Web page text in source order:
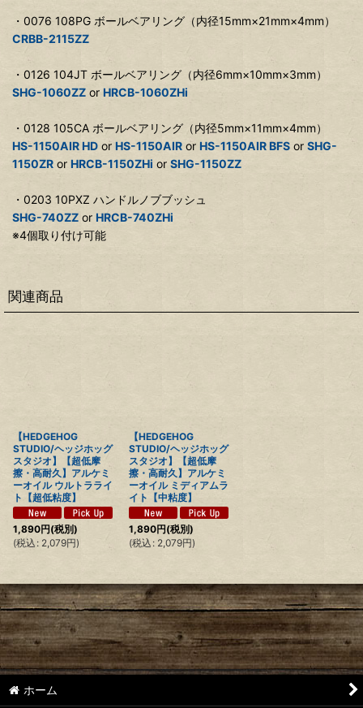
・0076 108PG ボールベアリング（内径15mm×21mm×4mm）
CRBB-2115ZZ
・0126 104JT ボールベアリング（内径6mm×10mm×3mm）
SHG-1060ZZ or HRCB-1060ZHi
・0128 105CA ボールベアリング（内径5mm×11mm×4mm）
HS-1150AIR HD or HS-1150AIR or HS-1150AIR BFS or SHG-
1150ZR or HRCB-1150ZHi or SHG-1150ZZ
・0203 10PXZ ハンドルノブブッシュ
SHG-740ZZ or HRCB-740ZHi
※4個取り付け可能
関連商品
【HEDGEHOG
STUDIO/ヘッジホッグ
スタジオ】【超低摩
擦・高耐久】アルケミ
ーオイル ウルトラライ
ト【超低粘度】
1,890円(税別)
(税込 : 2,079円)
【HEDGEHOG
STUDIO/ヘッジホッグ
スタジオ】【超低摩
擦・高耐久】アルケミ
ーオイル ミディアムラ
イト【中粘度】
1,890円(税別)
(税込 : 2,079円)
ホーム